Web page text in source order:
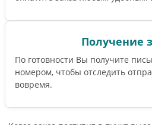
Получение
По готовности Вы получите
номером, чтобы отследить
вовремя.